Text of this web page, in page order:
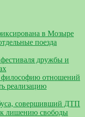
в Мозыре
поезда
дружбы и
философию отношений
реализацию
совершивший ДТП
лишению свободы